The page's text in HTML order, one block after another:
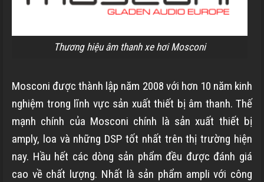
Thương hiệu âm thanh xe hơi Mosconi
Mosconi được thành lập năm 2008 với hơn 10 năm kinh
nghiệm trong lĩnh vực sản xuất thiết bị âm thanh. Thế
mạnh chính của Mosconi chính là sản xuất thiết bị
amply, loa và những DSP tốt nhất trên thị trường hiện
nay. Hầu hết các dòng sản phẩm đều được đánh giá
cao về chất lượng. Nhất là sản phẩm ampli với công